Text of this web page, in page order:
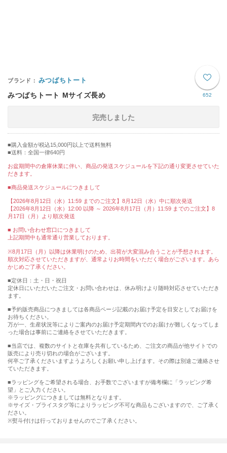
652
みつばちトート
みつばちトート Mサイズ長め
完売しました
購入金額が税込15,000円以上で送料無料
送料：全国一律640円
お盆期間中の倉庫休業に伴い、商品の発送スケジュールを下記の通り変更させていた
だきます。
■商品発送スケジュールにつきまして
【2026年8月12日（水）11:59 までのご注文】8月12日（水）中に順次発送
【2026年8月12日（水）12:00 以降 ～ 2026年8月17日（月）11:59 までのご注文】8
月17日（月）より順次発送
■ お問い合わせ窓口につきまして
上記期間中も通常通り営業しております。
※8月17日（月）以降は休業明けのため、出荷が大変混み合うことが予想されます。
順次対応させていただきますが、通常よりお時間をいただく場合がございます。あら
かじめご了承ください。
■定休日：土・日・祝日
定休日にいただいたご注文・お問い合わせは、休み明けより随時対応させていただき
ます。
■予約販売商品につきましては各商品ページ記載のお届け予定を目安としてお届けを
お待ちください。
万が一、生産状況等によりご案内のお届け予定期間内でのお届けが難しくなってしま
った場合は事前にご連絡をさせていただきます。
■当店では、複数のサイトと在庫を共有しているため、ご注文の商品が他サイトでの
販売により売り切れの場合がございます。
何卒ご了承くださいますようよろしくお願い申し上げます。その際は別途ご連絡させ
ていただきます。
■ラッピングをご希望される場合、お手数でございますが備考欄に「ラッピング希
望」とご入力ください。
※ラッピングにつきましては無料となります。
※サイズ・プライスタグ等によりラッピング不可な商品もございますので、ご了承く
ださい。
※熨斗付けは行っておりませんのでご了承ください。